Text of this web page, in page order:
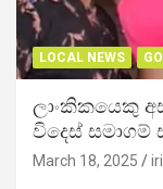
LOCAL NEWS
ලාංකිකයෙකු
විදෙස්
March 18, 2025